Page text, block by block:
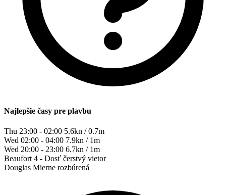
Najlepšie časy pre plavbu
Thu 23:00 - 02:00 5.6kn / 0.7m
Wed 02:00 - 04:00 7.9kn / 1m
Wed 20:00 - 23:00 6.7kn / 1m
Beaufort 4 - Dosť čerstvý vietor
Douglas Mierne rozbúrená